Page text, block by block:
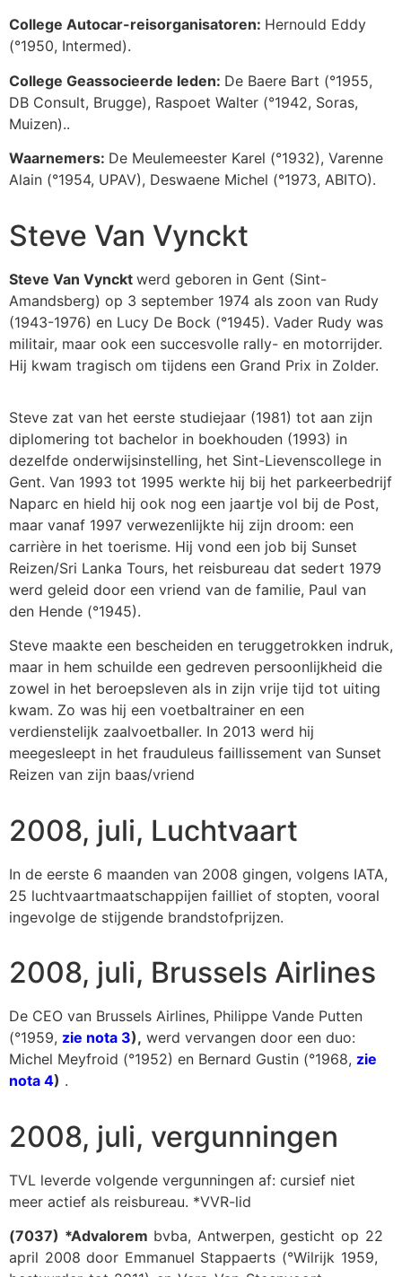
College Autocar-reisorganisatoren: Hernould Eddy
(°1950, Intermed).
College Geassocieerde leden: De Baere Bart (°1955,
DB Consult, Brugge), Raspoet Walter (°1942, Soras,
Muizen)..
Waarnemers: De Meulemeester Karel (°1932), Varenne
Alain (°1954, UPAV), Deswaene Michel (°1973, ABITO).
Steve Van Vynckt
Steve Van Vynckt werd geboren in Gent (Sint-
Amandsberg) op 3 september 1974 als zoon van Rudy
(1943-1976) en Lucy De Bock (°1945). Vader Rudy was
militair, maar ook een succesvolle rally- en motorrijder.
Hij kwam tragisch om tijdens een Grand Prix in Zolder.
Steve zat van het eerste studiejaar (1981) tot aan zijn
diplomering tot bachelor in boekhouden (1993) in
dezelfde onderwijsinstelling, het Sint-Lievenscollege in
Gent. Van 1993 tot 1995 werkte hij bij het parkeerbedrijf
Naparc en hield hij ook nog een jaartje vol bij de Post,
maar vanaf 1997 verwezenlijkte hij zijn droom: een
carrière in het toerisme. Hij vond een job bij Sunset
Reizen/Sri Lanka Tours, het reisbureau dat sedert 1979
werd geleid door een vriend van de familie, Paul van
den Hende (°1945).
Steve maakte een bescheiden en teruggetrokken indruk,
maar in hem schuilde een gedreven persoonlijkheid die
zowel in het beroepsleven als in zijn vrije tijd tot uiting
kwam. Zo was hij een voetbaltrainer en een
verdienstelijk zaalvoetballer. In 2013 werd hij
meegesleept in het frauduleus faillissement van Sunset
Reizen van zijn baas/vriend
2008, juli, Luchtvaart
In de eerste 6 maanden van 2008 gingen, volgens IATA,
25 luchtvaartmaatschappijen failliet of stopten, vooral
ingevolge de stijgende brandstofprijzen.
2008, juli, Brussels Airlines
De CEO van Brussels Airlines, Philippe Vande Putten
(°1959, zie nota 3), werd vervangen door een duo:
Michel Meyfroid (°1952) en Bernard Gustin (°1968, zie
nota 4) .
2008, juli, vergunningen
TVL leverde volgende vergunningen af: cursief niet
meer actief als reisbureau. *VVR-lid
(7037) *Advalorem bvba, Antwerpen, gesticht op 22
april 2008 door Emmanuel Stappaerts (°Wilrijk 1959,